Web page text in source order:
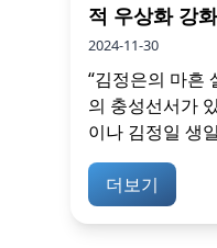
적 우상화 강화
2024-11-30
“김정은의 마흔
의 충성선서가
이나 김정일 생
더보기